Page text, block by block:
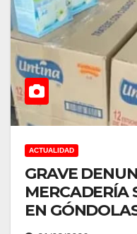
ACTUALIDAD
GRAVE
MERCADERÍA
EN